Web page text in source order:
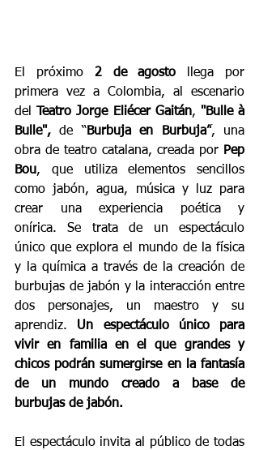
El próximo 2 de agosto llega por
primera vez a Colombia, al escenario
del
Teatro Jorge Eliécer Gaitán, "Bulle à
Bulle", de “Burbuja en Burbuja”, una
obra de teatro catalana, creada por Pep
Bou, que utiliza elementos sencillos
como jabón, agua, música y luz para
crear una experiencia poética y
onírica. Se trata de un espectáculo
único que explora el mundo de la física
y la química a través de la creación de
burbujas de jabón y la interacción entre
dos personajes, un maestro y su
aprendiz. Un espectáculo único para
vivir en familia en el que grandes y
chicos podrán sumergirse en la fantasía
de un mundo creado a base de
burbujas de jabón.
El espectáculo invita al público de todas